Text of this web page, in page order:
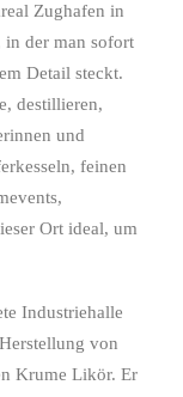
Zughafen in
der man sofort
Detail steckt.
destillieren,
und
feinen
Ort ideal, um
Industriehalle
von
Krume Likör. Er